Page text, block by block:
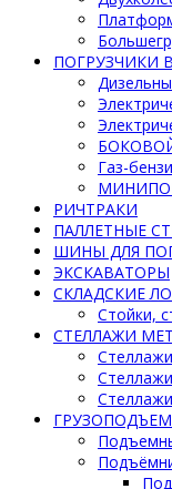
ПОГРУЗЧИКИ
Газ-
РИЧТРАКИ
ПАЛЛЕТНЫЕ
ШИНЫ ДЛЯ
ЭКСКАВАТОРЫ
СКЛАДСКИЕ
Стойки,
СТЕЛЛАЖИ